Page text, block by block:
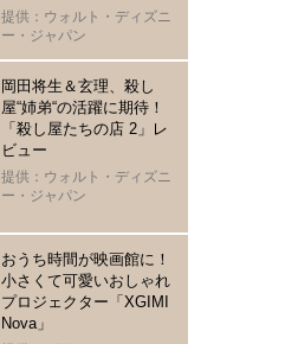
提供：ウォルト・ディズニ
ー・ジャパン
岡田将生＆玄理、殺し
屋“姉弟“の活躍に期待！
「殺し屋たちの店 2」レ
ビュー
提供：ウォルト・ディズニ
ー・ジャパン
おうち時間が映画館に！
小さくて可愛いおしゃれ
プロジェクター「XGIMI
Nova」